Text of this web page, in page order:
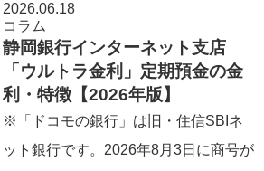
2026.06.18
コラム
静岡銀行インターネット支店
「ウルトラ金利」定期預金の金
利・特徴【2026年版】
※「ドコモの銀行」は旧・住信SBIネ
ット銀行です。2026年8月3日に商号が